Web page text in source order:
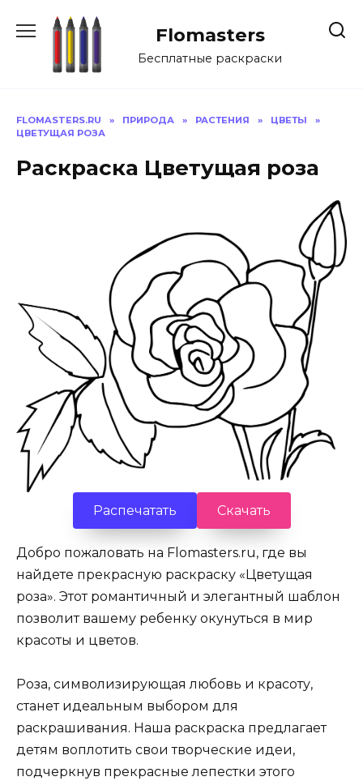
Flomasters
Бесплатные раскраски
FLOMASTERS.RU » ПРИРОДА » РАСТЕНИЯ » ЦВЕТЫ
»
ЦВЕТУЩАЯ РОЗА
Раскраска Цветущая роза
Распечатать Скачать
Добро пожаловать на Flomasters.ru, где вы
найдете прекрасную раскраску «Цветущая
роза». Этот романтичный и элегантный шаблон
позволит вашему ребенку окунуться в мир
красоты и цветов.
Роза, символизирующая любовь и красоту,
станет идеальным выбором для
раскрашивания. Наша раскраска предлагает
детям воплотить свои творческие идеи,
подчеркнув прекрасные лепестки этого